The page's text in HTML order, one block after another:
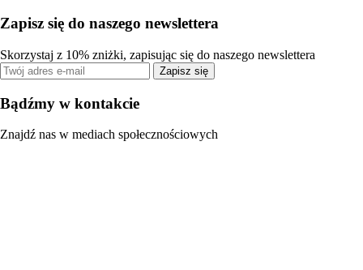
Zapisz się do naszego newslettera
Skorzystaj z 10% zniżki, zapisując się do naszego newslettera
Zapisz się
Bądźmy w kontakcie
Znajdź nas w mediach społecznościowych